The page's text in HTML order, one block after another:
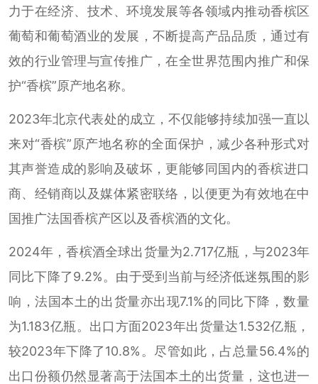
力于在经济、技术、环境发展等各领域内推动香槟区
葡萄和葡萄酒业的发展，不断提高产品品质，通过有
效的行业管理与宣传推广，在全世界范围内推广和保
护“香槟”原产地名称。
2023年北京代表处的成立，不仅能够持续加强一直以
来对“香槟”原产地名称的全面保护，减少各种形式对
其声誉造成的影响及破坏，更能够同国内的香槟进口
商、经销商以及媒体紧密联络，以便更为有效地在中
国推广法国香槟产区以及香槟酒的文化。
2024年，香槟酒全球出货量为2.717亿瓶，与2023年
同比下降了9.2%。由于受到当前与经济低迷氛围的影
响，法国本土的出货量亦出现7.1%的同比下降，数量
为1.183亿瓶。出口方面2023年出货量达1.532亿瓶，
较2023年下降了10.8%。尽管如此，占总量56.4%的
出口份额仍然显著高于法国本土的出货量，这也进一